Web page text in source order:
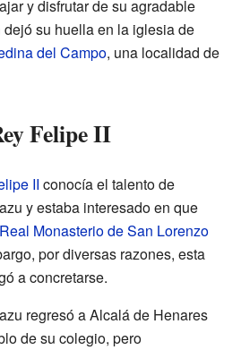
y disfrutar de su agradable
su huella en la iglesia de
del Campo, una localidad de
Felipe II
II conocía el talento de
y estaba interesado en que
Real Monasterio de San Lorenzo
por diversas razones, esta
a concretarse.
regresó a Alcalá de Henares
de su colegio, pero